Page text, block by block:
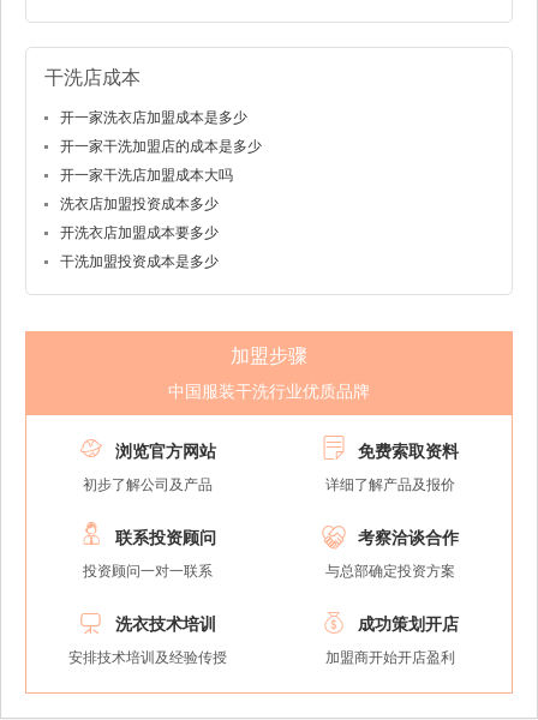
干洗店成本
开一家洗衣店加盟成本是多少
开一家干洗加盟店的成本是多少
开一家干洗店加盟成本大吗
洗衣店加盟投资成本多少
开洗衣店加盟成本要多少
干洗加盟投资成本是多少
加盟步骤
中国服装干洗行业优质品牌
 浏览官方网站
初步了解公司及产品
 免费索取资料
详细了解产品及报价
 联系投资顾问
投资顾问一对一联系
 考察洽谈合作
与总部确定投资方案
 洗衣技术培训
安排技术培训及经验传授
 成功策划开店
加盟商开始开店盈利